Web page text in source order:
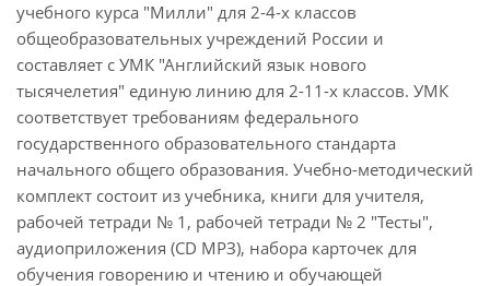
учебного курса "Милли" для 2-4-х классов
общеобразовательных учреждений России и
составляет с УМК "Английский язык нового
тысячелетия" единую линию для 2-11-х классов. УМК
соответствует требованиям федерального
государственного образовательного стандарта
начального общего образования. Учебно-методический
комплект состоит из учебника, книги для учителя,
рабочей тетради № 1, рабочей тетради № 2 "Тесты",
аудиоприложения (CD МРЗ), набора карточек для
обучения говорению и чтению и обучающей